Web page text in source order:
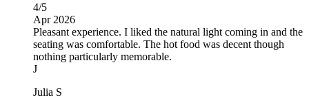
4/5
Apr 2026
Pleasant experience. I liked the natural light coming in and the
seating was comfortable. The hot food was decent though
nothing particularly memorable.
J
Julia S